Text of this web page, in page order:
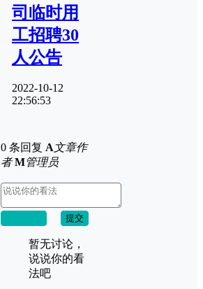
司临时用
工招聘30
人公告
2022-10-12
22:56:53
0 条回复 A文章作
者 M管理员
提交
暂无讨论，
说说你的看
法吧